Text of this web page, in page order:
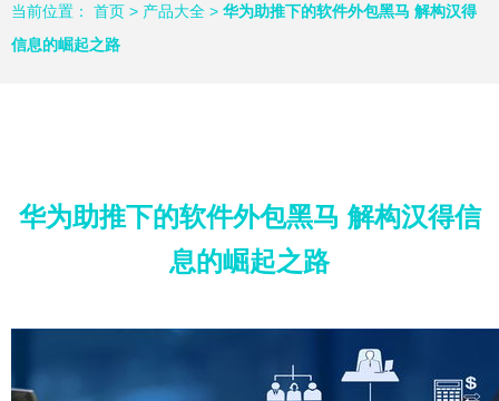
当前位置： 首页 > 产品大全 > 华为助推下的软件外包黑马 解构汉得
信息的崛起之路
华为助推下的软件外包黑马 解构汉得信
息的崛起之路